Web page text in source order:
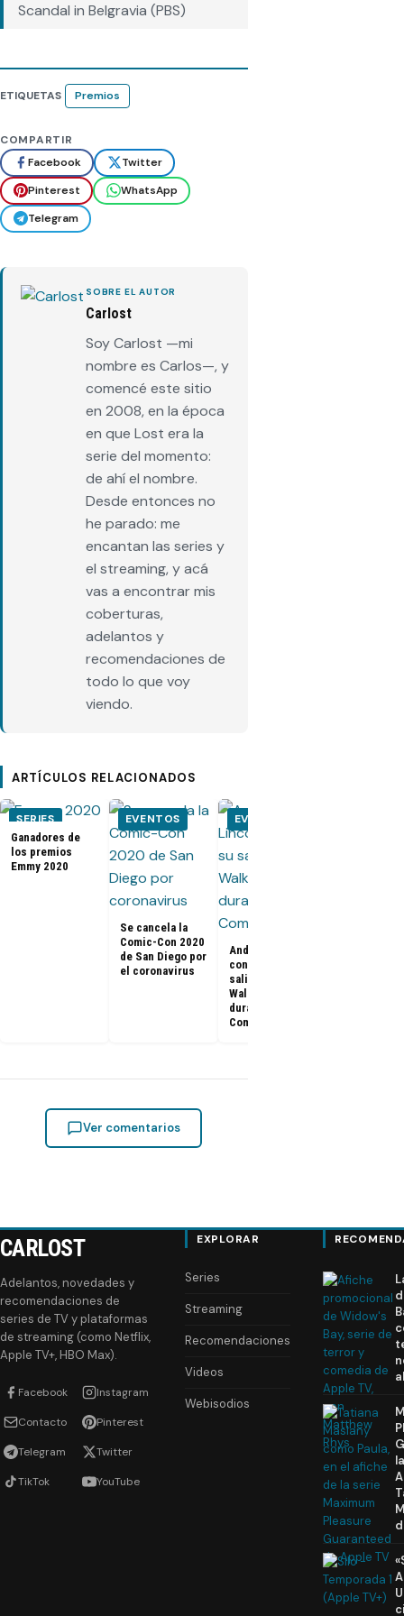
Scandal in Belgravia (PBS)
ETIQUETAS Premios
COMPARTIR
Facebook
Twitter
Pinterest
WhatsApp
Telegram
SOBRE EL AUTOR
Carlost
Soy Carlost —mi
nombre es Carlos—, y
comencé este sitio
en 2008, en la época
en que Lost era la
serie del momento:
de ahí el nombre.
Desde entonces no
he parado: me
encantan las series y
el streaming, y acá
vas a encontrar mis
coberturas,
adelantos y
recomendaciones de
todo lo que voy
viendo.
ARTÍCULOS RELACIONADOS
SERIES
Ganadores de
los premios
Emmy 2020
EVENTOS
Se cancela la
Comic-Con 2020
de San Diego por
el coronavirus
EVENTOS
Andrew Lincoln
confirma su
salida de The
Walking Dead
durante la
Comic-Con
Ver comentarios
CARLOST
Adelantos, novedades y
recomendaciones de
series de TV y plataformas
de streaming (como Netflix,
Apple TV+, HBO Max).
Facebook Instagram
Contacto Pinterest
Telegram Twitter
TikTok YouTube
EXPLORAR
Series
Streaming
Recomendaciones
Videos
Webisodios